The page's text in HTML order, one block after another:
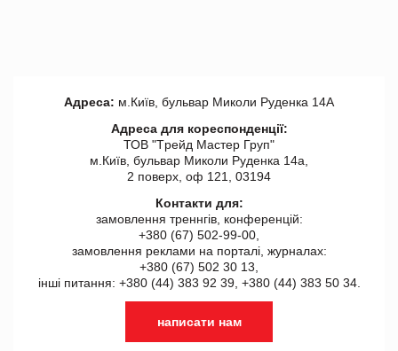
Адреса: м.Київ, бульвар Миколи Руденка 14А
Адреса для кореспонденції:
ТОВ "Tрейд Мастер Груп"
м.Київ, бульвар Миколи Руденка 14а,
2 поверх, оф 121, 03194
Контакти для:
замовлення треннгів, конференцій:
+380 (67) 502-99-00,
замовлення реклами на порталі, журналах:
+380 (67) 502 30 13,
інші питання: +380 (44) 383 92 39, +380 (44) 383 50 34.
написати нам